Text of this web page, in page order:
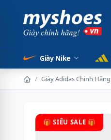
Giày Nike
/ Giày Adidas Chính Hãng
🎁 SIÊU SALE 🎁